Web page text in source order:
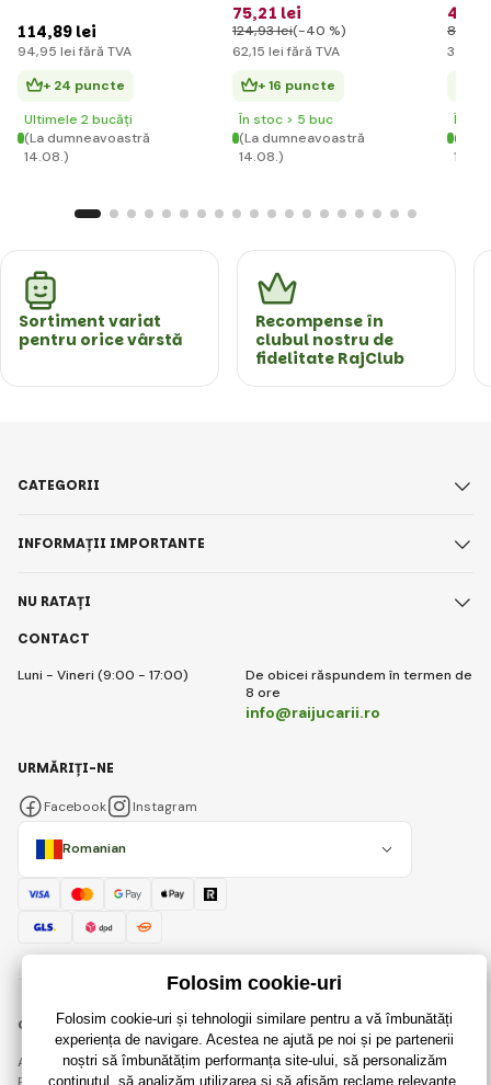
114,89 lei
94,95 lei fără TVA
+ 24 puncte
Ultimele 2 bucăți
(La dumneavoastră
14.08.)
75,21 lei
124,93 lei(-40 %)
62,15 lei fără TVA
+ 16 puncte
În stoc > 5 buc
(La dumneavoastră
14.08.)
42
81
34
În
(La
Sortiment variat
pentru orice vârstă
Recompense în
clubul nostru de
fidelitate RajClub
CONTACT
Luni - Vineri (9:00 - 17:00)
De obicei răspundem în termen de
8 ore
info@raijucarii.ro
CATEGORII
INFORMAȚII IMPORTANTE
NU RATAȚI
Romanian
URMĂRIȚI-NE
Facebook Instagram
© 2018 - 2026 RaiJucării.ro, Toate drepturile rezervate
Această pagină este protejată prin reCAPTCHA și se aplică